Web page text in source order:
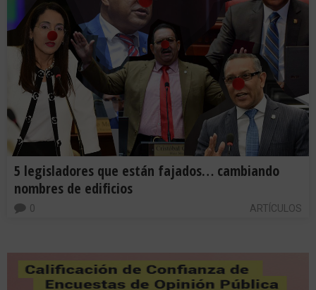
5 legisladores que están fajados… cambiando
nombres de edificios
ARTÍCULOS
0